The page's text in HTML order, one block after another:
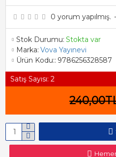
Stok Durumu: Stokta var
Marka: Vova Yayınevi
Ürün Kodu:: 9786256328587
Satış Sayısı: 2
0 yorum yapılmış. -